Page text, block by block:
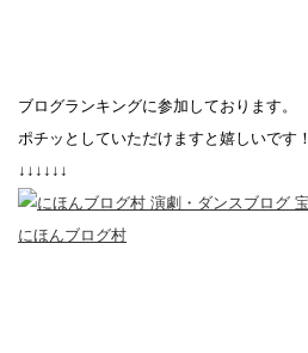
ブログランキングに参加しております。
ポチッとしていただけますと嬉しいです！
↓↓↓↓↓↓
にほんブログ村